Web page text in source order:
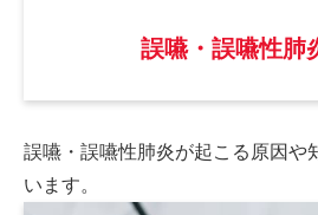
誤嚥・誤嚥性肺
誤嚥・誤嚥性肺炎が起こる原因や
います。